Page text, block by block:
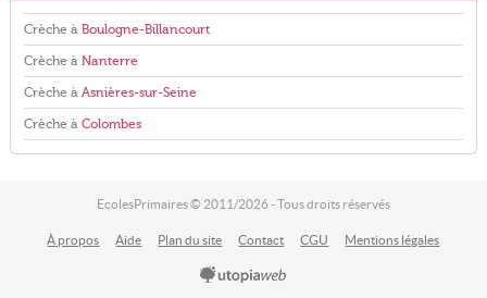
Crèche à Boulogne-Billancourt
Crèche à Nanterre
Crèche à Asnières-sur-Seine
Crèche à Colombes
EcolesPrimaires © 2011/2026 - Tous droits réservés
À propos Aide Plan du site Contact CGU Mentions légales